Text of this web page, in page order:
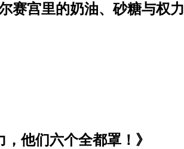
赛宫里的奶油、砂糖与权力
他们六个全都罩！》